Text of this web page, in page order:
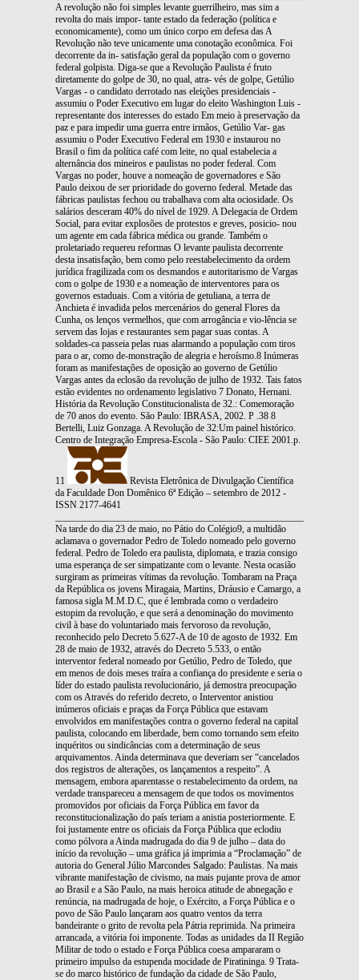
A revolução não foi simples levante guerrilheiro, mas sim a
revolta do mais impor- tante estado da federação (política e
economicamente), como um único corpo em defesa das A
Revolução não teve unicamente uma conotação econômica. Foi
decorrente da in- satisfação geral da população com o governo
federal golpista. Diga-se que a Revolução Paulista é fruto
diretamente do golpe de 30, no qual, atra- vés de golpe, Getúlio
Vargas - o candidato derrotado nas eleições presidenciais -
assumiu o Poder Executivo em lugar do eleito Washington Luis -
representante dos interesses do estado Em meio à preservação da
paz e para impedir uma guerra entre irmãos, Getúlio Var- gas
assumiu o Poder Executivo Federal em 1930 e instaurou no
Brasil o fim da política café com leite, no qual estabelecia a
alternância dos mineiros e paulistas no poder federal. Com
Vargas no poder, houve a nomeação de governadores e São
Paulo deixou de ser prioridade do governo federal. Metade das
fábricas paulistas fechou ou trabalhava com alta ociosidade. Os
salários desceram 40% do nível de 1929. A Delegacia de Ordem
Social, para evitar explosões de protestos e greves, posicio- nou
um agente em cada fábrica médica ou grande. Também o
proletariado requereu reformas O levante paulista decorrente
desta insatisfação, bem como pelo reestabelecimento da ordem
jurídica fragilizada com os desmandos e autoritarismo de Vargas
com o golpe de 1930 e a nomeação de interventores para os
governos estaduais. Com a vitória de getuliana, a terra de
Anchieta é invadida pelos mercenários do general Flores da
Cunha, os lenços vermelhos, que com arrogância e vio-lência se
servem das lojas e restaurantes sem pagar suas contas. A
soldades-ca passeia pelas ruas alarmando a população com tiros
para o ar, como de-monstração de alegria e heroísmo.8 Inúmeras
foram as manifestações de oposição ao governo de Getúlio
Vargas antes da eclosão da revolução de julho de 1932. Tais fatos
estão evidentes no ordenamento legislativo 7 Donato, Hernani.
História da Revolução Constitucionalista de 32.: Comemoração
de 70 anos do evento. São Paulo: IBRASA, 2002. P .38 8
Bertelli, Luiz Gonzaga. A Revolução de 32:Um painel histórico.
Centro de Integração Empresa-Escola - São Paulo: CIEE 2001.p.
11
Revista Eletrônica de Divulgação Científica
da Faculdade Don Domênico 6ª Edição – setembro de 2012 -
ISSN 2177-4641
Na tarde do dia 23 de maio, no Pátio do Colégio9, a multidão
aclamava o governador Pedro de Toledo nomeado pelo governo
federal. Pedro de Toledo era paulista, diplomata, e trazia consigo
uma esperança de ser simpatizante com o levante. Nesta ocasião
surgiram as primeiras vítimas da revolução. Tombaram na Praça
da República os jovens Miragaia, Martins, Dráusio e Camargo, a
famosa sigla M.M.D.C, que é lembrada como o verdadeiro
estopim da revolução, e que será a denominação do movimento
civil à base do voluntariado mais fervoroso da revolução,
reconhecido pelo Decreto 5.627-A de 10 de agosto de 1932. Em
28 de maio de 1932, através do Decreto 5.533, o então
interventor federal nomeado por Getúlio, Pedro de Toledo, que
em menos de dois meses traíra a confiança do presidente e seria o
líder do estado paulista revolucionário, já demostra preocupação
com os Através do referido decreto, o Interventor anistiou
inúmeros oficiais e praças da Força Pública que estavam
envolvidos em manifestações contra o governo federal na capital
paulista, colocando em liberdade, bem como tornando sem efeito
inquéritos ou sindicâncias com a determinação de seus
arquivamentos. Ainda determinava que deveriam ser “cancelados
dos registros de alterações, os lançamentos a respeito”. A
mensagem, embora aparentasse o restabelecimento da ordem, na
verdade transpareceu a mensagem de que todos os movimentos
promovidos por oficiais da Força Pública em favor da
reconstitucionalização do país teriam a anistia posteriormente. E
foi justamente entre os oficiais da Força Pública que eclodiu
como pólvora a Ainda madrugada do dia 9 de julho – data do
início da revolução – uma gráfica já imprimia a “Proclamação” de
autoria do General Júlio Marcondes Salgado: Paulistas. Na mais
vibrante manifestação de civismo, na mais pujante prova de amor
ao Brasil e a São Paulo, na mais heroica atitude de abnegação e
renúncia, na madrugada de hoje, o Exército, a Força Pública e o
povo de São Paulo lançaram aos quatro ventos da terra
bandeirante o grito de revolta pela Pátria reprimida. Na primeira
arrancada, a vitória foi imponente. Todas as unidades da II Região
Militar de todo o estado e Força Pública coesa ampararam o
primeiro impulso da estupenda mocidade de Piratininga. 9 Trata-
se do marco histórico de fundação da cidade de São Paulo,